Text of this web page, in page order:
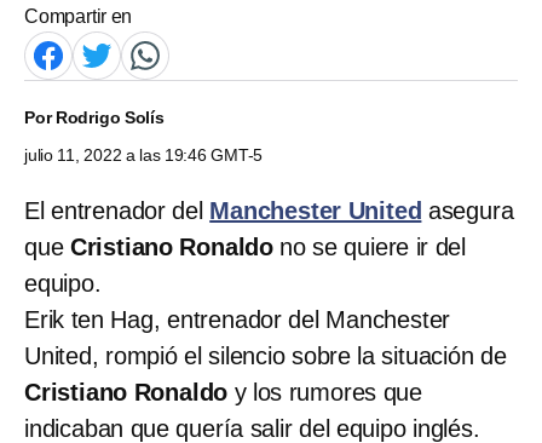
Compartir en
PorRodrigo Solís
julio 11, 2022 a las 19:46 GMT-5
El entrenador del Manchester United asegura
que Cristiano Ronaldo no se quiere ir del
equipo.
Erik ten Hag, entrenador del Manchester
United, rompió el silencio sobre la situación de
Cristiano Ronaldo y los rumores que
indicaban que quería salir del equipo inglés.